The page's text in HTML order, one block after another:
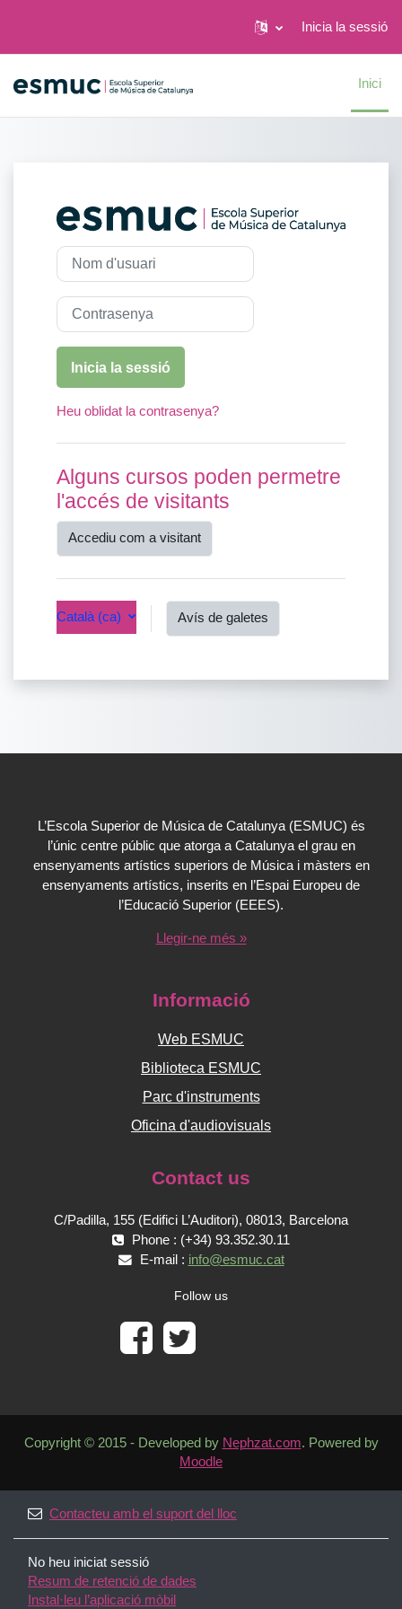
Inicia la sessió
Inici
Inicia la sessió
Nom d'usuari
Contrasenya
Inicia la sessió
Heu oblidat la contrasenya?
Alguns cursos poden permetre
l'accés de visitants
Accediu com a visitant
Català ‎(ca)‎ Avís de galetes
L’Escola Superior de Música de Catalunya (ESMUC) és
l’únic centre públic que atorga a Catalunya el grau en
ensenyaments artístics superiors de Música i màsters en
ensenyaments artístics, inserits en l’Espai Europeu de
l’Educació Superior (EEES).
Llegir-ne més »
Informació
Web ESMUC
Biblioteca ESMUC
Parc d'instruments
Oficina d'audiovisuals
Contact us
C/Padilla, 155 (Edifici L’Auditori), 08013, Barcelona
Phone : (+34) 93.352.30.11
E-mail : info@esmuc.cat
Follow us
Copyright © 2015 - Developed by Nephzat.com. Powered by
Moodle
Contacteu amb el suport del lloc
No heu iniciat sessió
Resum de retenció de dades
Instal·leu l’aplicació mòbil